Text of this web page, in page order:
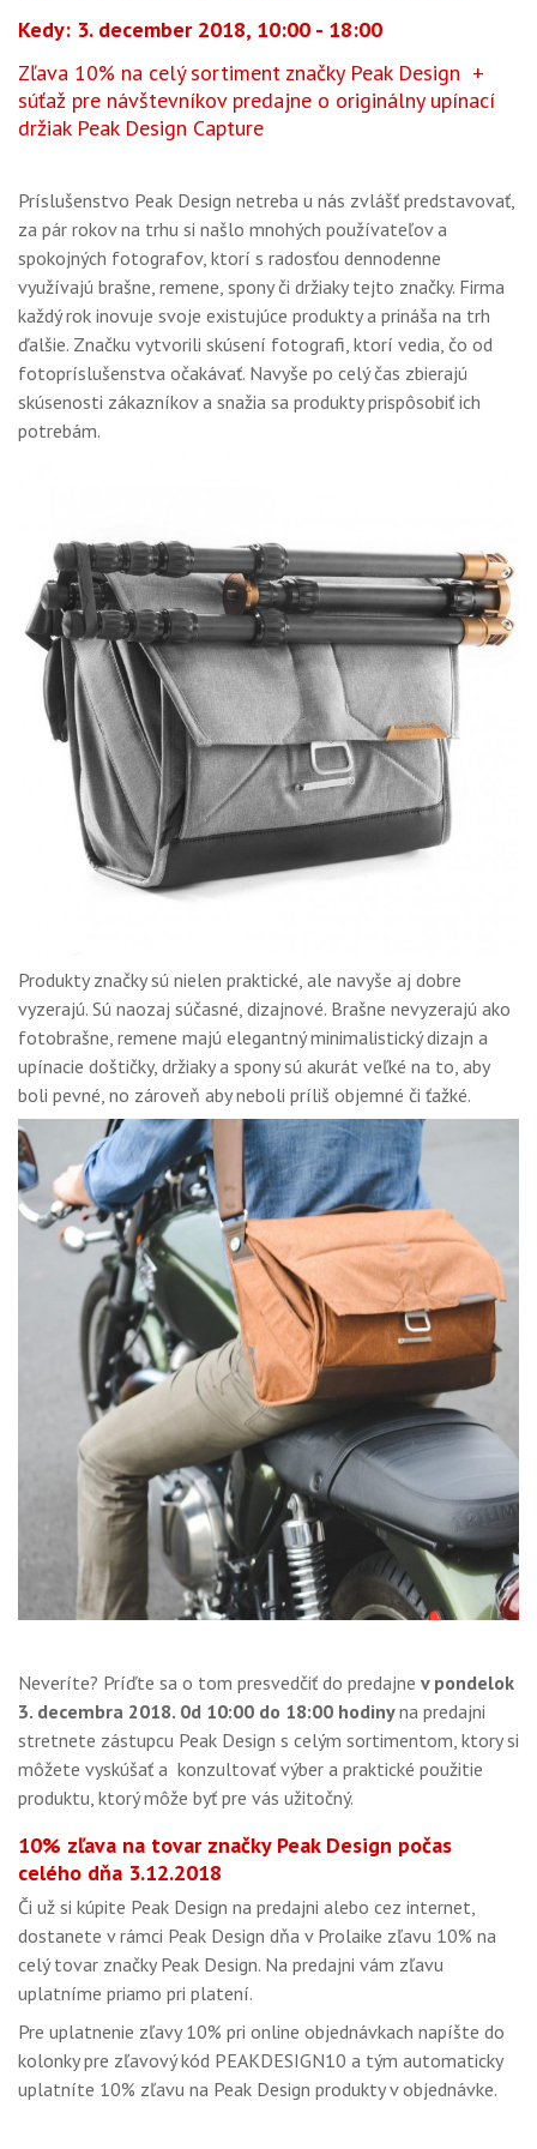
Kedy: 3. december 2018, 10:00 - 18:00
Zľava 10% na celý sortiment značky Peak Design +
súťaž pre návštevníkov predajne o originálny upínací
držiak Peak Design Capture
Príslušenstvo Peak Design netreba u nás zvlášť predstavovať,
za pár rokov na trhu si našlo mnohých používateľov a
spokojných fotografov, ktorí s radosťou dennodenne
využívajú brašne, remene, spony či držiaky tejto značky. Firma
každý rok inovuje svoje existujúce produkty a prináša na trh
ďalšie. Značku vytvorili skúsení fotografi, ktorí vedia, čo od
fotopríslušenstva očakávať. Navyše po celý čas zbierajú
skúsenosti zákazníkov a snažia sa produkty prispôsobiť ich
potrebám.
Produkty značky sú nielen praktické, ale navyše aj dobre
vyzerajú. Sú naozaj súčasné, dizajnové. Brašne nevyzerajú ako
fotobrašne, remene majú elegantný minimalistický dizajn a
upínacie doštičky, držiaky a spony sú akurát veľké na to, aby
boli pevné, no zároveň aby neboli príliš objemné či ťažké.
Neveríte? Príďte sa o tom presvedčiť do predajne v pondelok
3. decembra 2018. 0d 10:00 do 18:00 hodinyna predajni
stretnete zástupcu Peak Design s celým sortimentom, ktory si
môžete vyskúšať a konzultovať výber a praktické použitie
produktu, ktorý môže byť pre vás užitočný.
10% zľava na tovar značky Peak Design počas
celého dňa 3.12.2018
Či už si kúpite Peak Design na predajni alebo cez internet,
dostanete v rámci Peak Design dňa v Prolaike zľavu 10% na
celý tovar značky Peak Design. Na predajni vám zľavu
uplatníme priamo pri platení.
Pre uplatnenie zľavy 10% pri online objednávkach napíšte do
kolonky pre zľavový kód PEAKDESIGN10 a tým automaticky
uplatníte 10% zľavu na Peak Design produkty v objednávke.